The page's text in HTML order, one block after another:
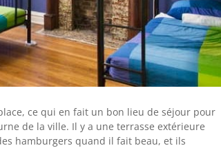
ce qui en fait un bon lieu de séjour pour
de la ville. Il y a une terrasse extérieure
hamburgers quand il fait beau, et ils